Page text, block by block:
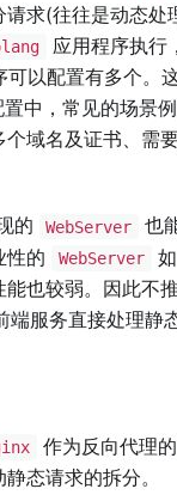
请求(往往是动态处
应用程序执行
可以配置有多个。
置中，常见的场景
域名及证书、需
的 WebServer
也
性的
WebServer 如
也较弱。因此不
端服务直接处理静
作为反向代理
态请求的拆分。